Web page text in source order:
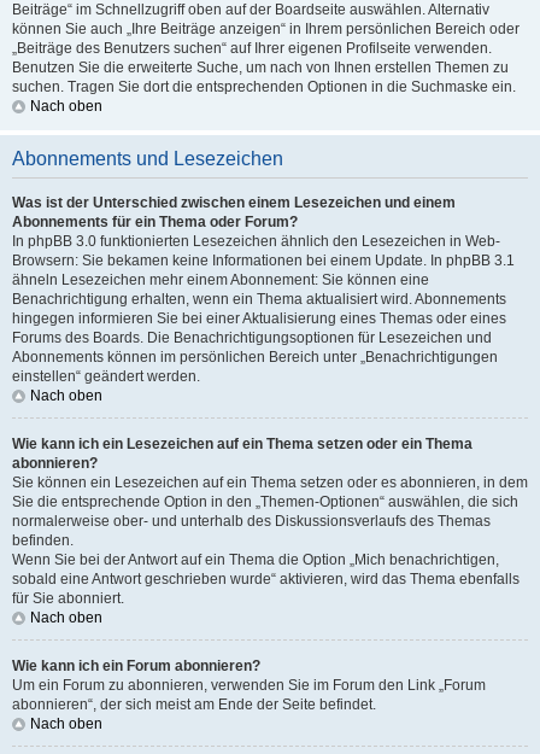
Beiträge“ im Schnellzugriff oben auf der Boardseite auswählen. Alternativ
können Sie auch „Ihre Beiträge anzeigen“ in Ihrem persönlichen Bereich oder
„Beiträge des Benutzers suchen“ auf Ihrer eigenen Profilseite verwenden.
Benutzen Sie die erweiterte Suche, um nach von Ihnen erstellen Themen zu
suchen. Tragen Sie dort die entsprechenden Optionen in die Suchmaske ein.
Nach oben
Abonnements und Lesezeichen
Was ist der Unterschied zwischen einem Lesezeichen und einem
Abonnements für ein Thema oder Forum?
In phpBB 3.0 funktionierten Lesezeichen ähnlich den Lesezeichen in Web-
Browsern: Sie bekamen keine Informationen bei einem Update. In phpBB 3.1
ähneln Lesezeichen mehr einem Abonnement: Sie können eine
Benachrichtigung erhalten, wenn ein Thema aktualisiert wird. Abonnements
hingegen informieren Sie bei einer Aktualisierung eines Themas oder eines
Forums des Boards. Die Benachrichtigungsoptionen für Lesezeichen und
Abonnements können im persönlichen Bereich unter „Benachrichtigungen
einstellen“ geändert werden.
Nach oben
Wie kann ich ein Lesezeichen auf ein Thema setzen oder ein Thema
abonnieren?
Sie können ein Lesezeichen auf ein Thema setzen oder es abonnieren, in dem
Sie die entsprechende Option in den „Themen-Optionen“ auswählen, die sich
normalerweise ober- und unterhalb des Diskussionsverlaufs des Themas
befinden.
Wenn Sie bei der Antwort auf ein Thema die Option „Mich benachrichtigen,
sobald eine Antwort geschrieben wurde“ aktivieren, wird das Thema ebenfalls
für Sie abonniert.
Nach oben
Wie kann ich ein Forum abonnieren?
Um ein Forum zu abonnieren, verwenden Sie im Forum den Link „Forum
abonnieren“, der sich meist am Ende der Seite befindet.
Nach oben